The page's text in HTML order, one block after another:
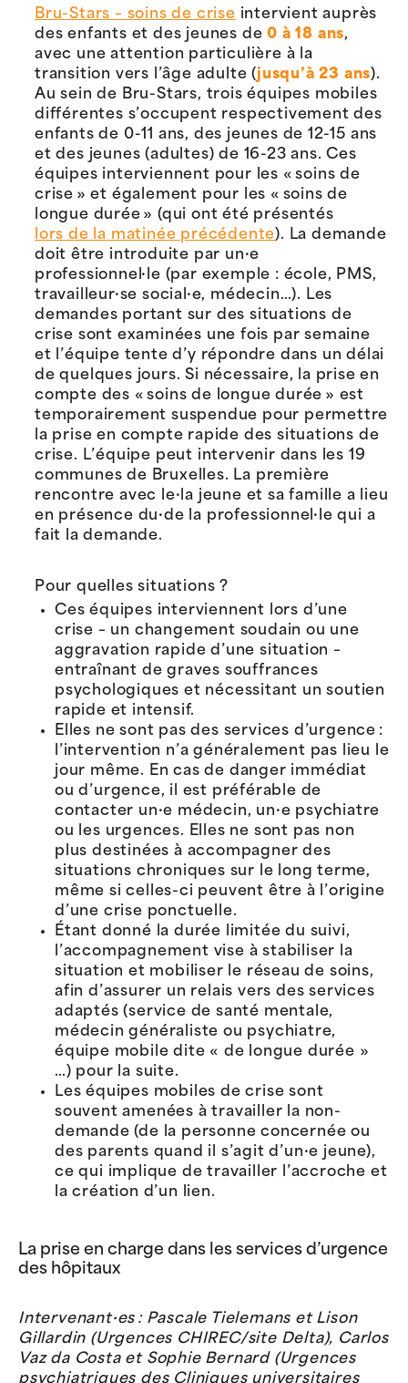
Bru-Stars – soins de crise intervient auprès
des enfants et des jeunes de0 à 18 ans,
avec une attention particulière à la
transition vers l’âge adulte (jusqu’à 23 ans).
Au sein de Bru-Stars, trois équipes mobiles
différentes s’occupent respectivement des
enfants de 0-11 ans, des jeunes de 12-15 ans
et des jeunes (adultes) de 16-23 ans. Ces
équipes interviennent pour les « soins de
crise » et également pour les « soins de
longue durée » (qui ont été présentés
lors de la matinée précédente). La demande
doit être introduite par un·e
professionnel·le (par exemple : école, PMS,
travailleur·se social·e, médecin…). Les
demandes portant sur des situations de
crise sont examinées une fois par semaine
et l’équipe tente d’y répondre dans un délai
de quelques jours. Si nécessaire, la prise en
compte des « soins de longue durée » est
temporairement suspendue pour permettre
la prise en compte rapide des situations de
crise. L’équipe peut intervenir dans les 19
communes de Bruxelles. La première
rencontre avec le·la jeune et sa famille a lieu
en présence du·de la professionnel·le qui a
fait la demande.
Pour quelles situations ?
Ces équipes interviennent lors d’une
crise – un changement soudain ou une
aggravation rapide d’une situation –
entraînant de graves souffrances
psychologiques et nécessitant un soutien
rapide et intensif.
Elles ne sont pas des services d’urgence :
l’intervention n’a généralement pas lieu le
jour même. En cas de danger immédiat
ou d’urgence, il est préférable de
contacter un·e médecin, un·e psychiatre
ou les urgences. Elles ne sont pas non
plus destinées à accompagner des
situations chroniques sur le long terme,
même si celles-ci peuvent être à l’origine
d’une crise ponctuelle.
Étant donné la durée limitée du suivi,
l’accompagnement vise à stabiliser la
situation et mobiliser le réseau de soins,
afin d’assurer un relais vers des services
adaptés (service de santé mentale,
médecin généraliste ou psychiatre,
équipe mobile dite « de longue durée »
…) pour la suite.
Les équipes mobiles de crise sont
souvent amenées à travailler la non-
demande (de la personne concernée ou
des parents quand il s’agit d’un·e jeune),
ce qui implique de travailler l’accroche et
la création d’un lien.
La prise en charge dans les services d’urgence
des hôpitaux
Intervenant·es : Pascale Tielemans et Lison
Gillardin (Urgences CHIREC/site Delta), Carlos
Vaz da Costa et Sophie Bernard (Urgences
psychiatriques des Cliniques universitaires